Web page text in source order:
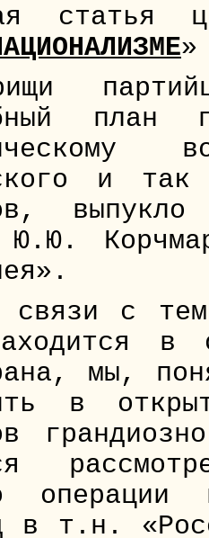
статья
»
план
и так
Ю.Ю.
с
в
мы,
в
операции
в т.н.